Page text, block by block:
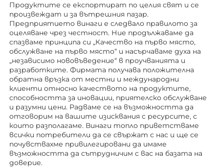
Продуктите се експортират по целия свят и се
произвеждат и за вътрешния пазар.
Предприятието винаги е следвало правилото за
оцеляване чрез честност. Ние продължаваме да
спазваме принципа си „Качество на първо място,
обслужване на първо място“ и насърчаваме духа на
„независимо нововъведение“ в проучванията и
разработките. Фирмата получава положителна
обратна връзка от местни и международни
клиенти относно качеството на продуктите,
способността за иновации, приятелско обслужване
и разумни цени. Радваме се на възможността да
отговорим на вашите изисквания с ресурсите, с
които разполагаме. Винаги топло приветстваме
всички потребители да се свържат с нас и ще се
почувствахме привилегировани да имаме
възможността да сътрудничим с вас на базата на
доверие.